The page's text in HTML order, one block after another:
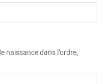
naissance dans l’ordre,